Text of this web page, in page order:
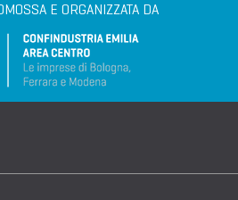
E ORGANIZZATA DA